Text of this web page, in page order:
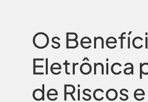
Os
Eletrônica
de Riscos